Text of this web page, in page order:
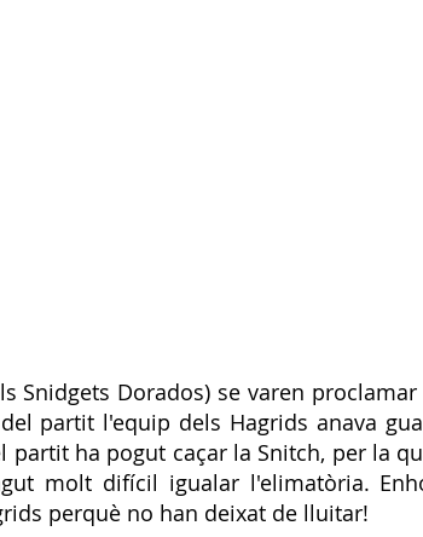
Snidgets Dorados) se varen
partit l'equip dels Hagrids anava
partit ha pogut caçar la Snitch, per la
molt difícil igualar l'elimatòria.
perquè no han deixat de lluitar!